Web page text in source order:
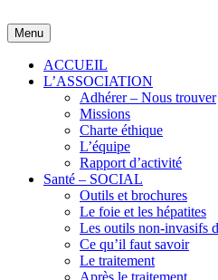
to
content
Menu
ACCUEIL
L’ASSOCIATION
Adhérer – Nous trouver
Missions
Charte éthique
L’équipe
Rapport d’activité
Santé – SOCIAL
Outils et brochures
Le foie et les hépatites
Les outils non-invasifs
Ce qu’il faut savoir
Le traitement
Après le traitement